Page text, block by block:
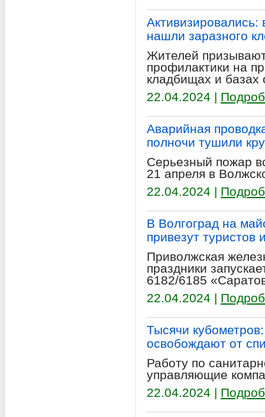
Активизировались:
нашли заразного
Жителей
профилактики на
кладбищах и базах
22.04.2024 |
Аварийная
полночи тушили
Серьезный пожар
21 апреля в
22.04.2024 |
В Волгоград на
привезут туристов
Приволжская
праздники
6182/6185
22.04.2024 |
Тысячи
освобождают от
Работу по
управляющие
22.04.2024 |